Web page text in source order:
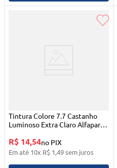
Tintura Colore 7.7 Castanho
Luminoso Extra Claro Alfaparf
R$ 14,54no PIX
Em até 10x R$ 1,49sem juros